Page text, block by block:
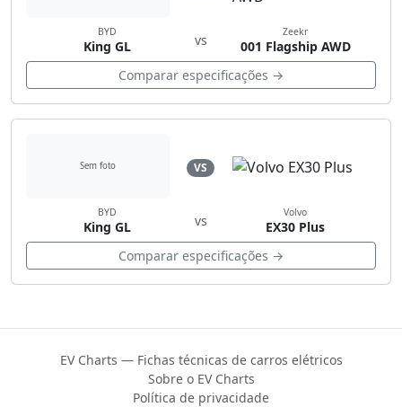
BYD
King GL vs Zeekr
001 Flagship AWD
Comparar especificações →
Sem foto VS
BYD
King GL vs Volvo
EX30 Plus
Comparar especificações →
EV Charts — Fichas técnicas de carros elétricos
Sobre o EV Charts
Política de privacidade